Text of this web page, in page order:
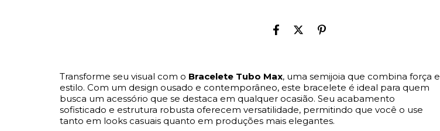
Transforme seu visual com o Bracelete Tubo Max, uma semijoia que combina força e
estilo. Com um design ousado e contemporâneo, este bracelete é ideal para quem
busca um acessório que se destaca em qualquer ocasião. Seu acabamento
sofisticado e estrutura robusta oferecem versatilidade, permitindo que você o use
tanto em looks casuais quanto em produções mais elegantes.